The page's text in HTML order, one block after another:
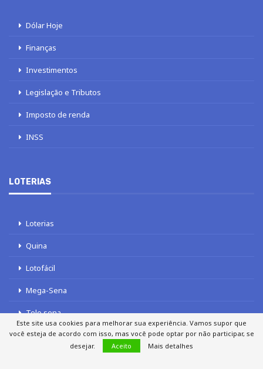
Dólar Hoje
Finanças
Investimentos
Legislação e Tributos
Imposto de renda
INSS
LOTERIAS
Loterias
Quina
Lotofácil
Mega-Sena
Tele sena
Este site usa cookies para melhorar sua experiência. Vamos supor que
você esteja de acordo com isso, mas você pode optar por não participar, se
desejar.
Aceito Mais detalhes